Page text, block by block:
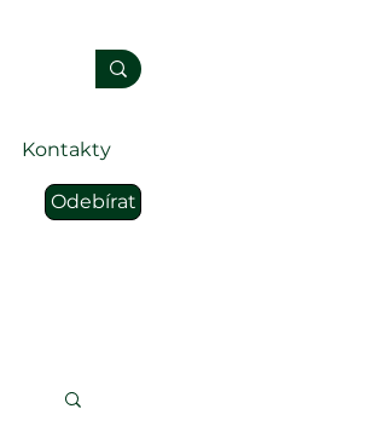
Kontakty
Odebírat